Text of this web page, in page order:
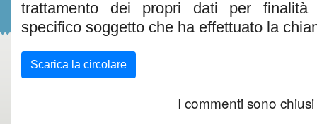
trattamento dei propri dati per finalità
specifico soggetto che ha effettuato la
Scarica la circolare
I commenti sono chiusi